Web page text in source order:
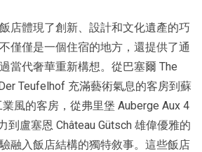
店體現了創新、設計和文化遺產的巧
僅僅是一個住宿的地方，還提供了通
當代奢華重新構想。從巴塞爾 The
Teufelhof 充滿藝術氣息的客房到蘇
風的客房，從弗里堡 Auberge Aux 4
到盧塞恩 Château Gütsch 雄偉優雅的
融入飯店結構的獨特敘事。這些飯店